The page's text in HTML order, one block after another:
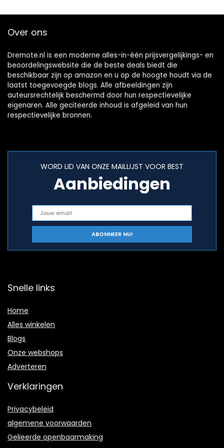
Over ons
Dremote.nl is een moderne alles-in-één prijsvergelijkings- en
beoordelingswebsite die de beste deals biedt die
beschikbaar zijn op amazon en u op de hoogte houdt via de
laatst toegevoegde blogs. Alle afbeeldingen zijn
auteursrechtelijk beschermd door hun respectievelijke
eigenaren. Alle geciteerde inhoud is afgeleid van hun
respectievelijke bronnen.
WORD LID VAN ONZE MAILLIJST VOOR BEST
Aanbiedingen
Snelle links
Home
Alles winkelen
Blogs
Onze webshops
Adverteren
Verklaringen
Privacybeleid
algemene voorwaarden
Gelieerde openbaarmaking